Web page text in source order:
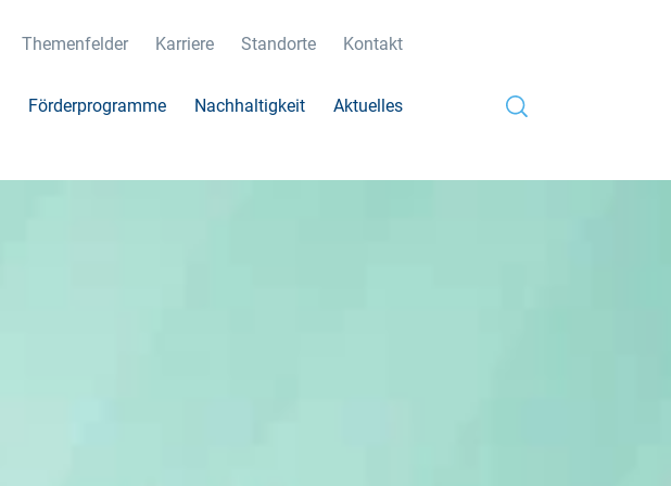
Themenfelder Karriere Standorte Kontakt
Förderprogramme Nachhaltigkeit Aktuelles